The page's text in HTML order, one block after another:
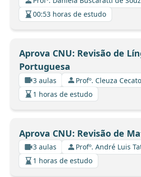
00:53 horas de estudo
Aprova CNU: Revisão de
Portuguesa
3 aulas
Profº. Cleuza Cecato
1 horas de estudo
Aprova CNU: Revisão de
3 aulas
Profº. André Luis
1 horas de estudo